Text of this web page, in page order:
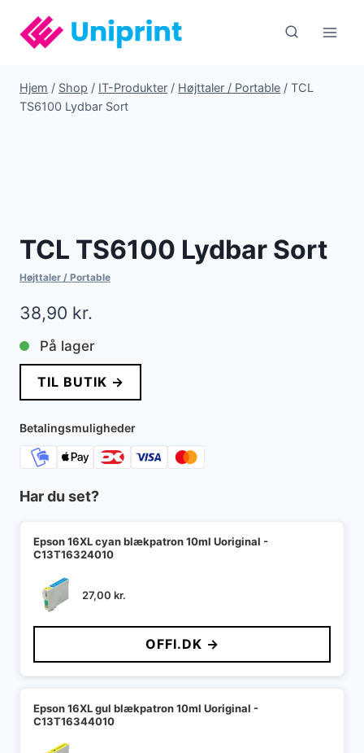
indhold
Hjem / Shop / IT-Produkter / Højttaler / Portable / TCL
TS6100 Lydbar Sort
TCL TS6100 Lydbar Sort
Højttaler / Portable
38,90 kr.
På lager
TIL BUTIK →
Betalingsmuligheder
Har du set?
Epson 16XL cyan blækpatron 10ml Uoriginal -
C13T16324010
27,00 kr.
OFFI.DK →
Epson 16XL gul blækpatron 10ml Uoriginal -
C13T16344010